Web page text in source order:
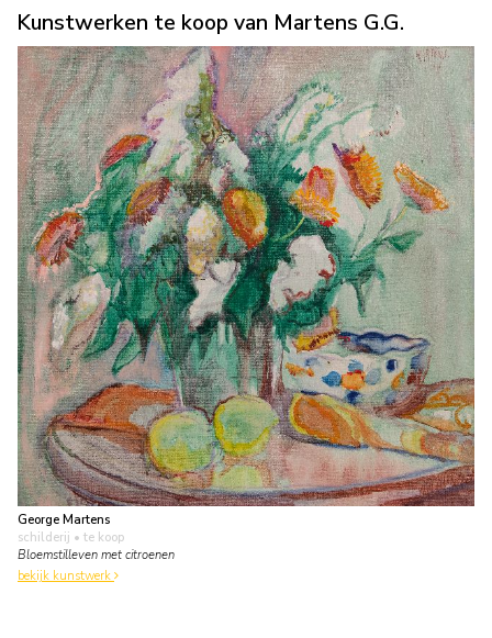
Kunstwerken te koop van Martens G.G.
George Martens
schilderij • te koop
Bloemstilleven met citroenen
bekijk kunstwerk